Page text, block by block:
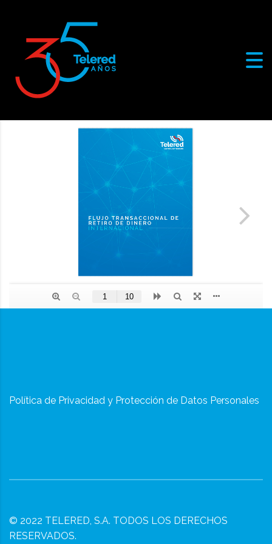
Política de Privacidad y Protección de Datos Personales
© 2022 TELERED, S.A. TODOS LOS DERECHOS
RESERVADOS.